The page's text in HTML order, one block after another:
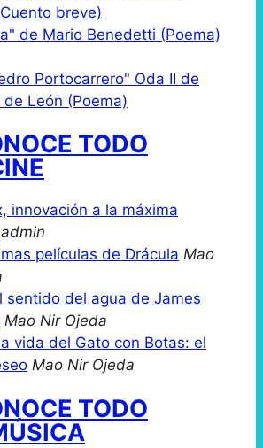
breve)
de Mario Benedetti (Poema)
Portocarrero" Oda II de
de León (Poema)
TODO
innovación a la máxima
admin
películas de Drácula Mao
sentido del agua de James
Mao Nir Ojeda
vida del Gato con Botas: el
Mao Nir Ojeda
TODO